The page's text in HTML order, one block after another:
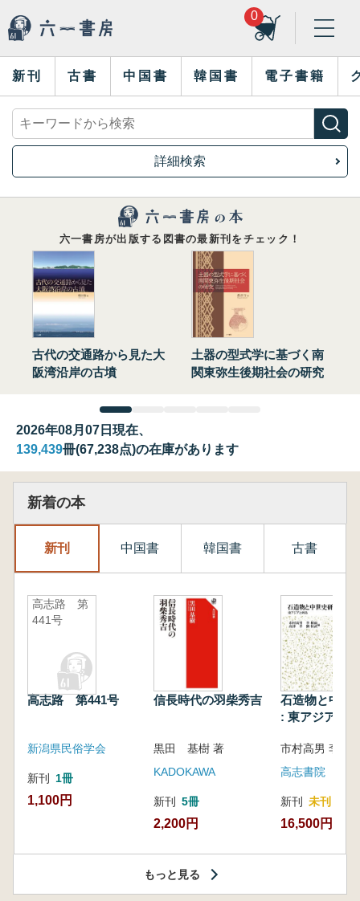
0
新刊 古書 中国書 韓国書 電子書籍
詳細検索
六一書房が出版する図書の最新刊をチェック！
古代の交通路から見た大
阪湾沿岸の古墳
土器の型式学に基づく南
関東弥生後期社会の研究
2026年08月07日現在、
139,439冊(67,238点)の在庫があります
新着の本
新刊 中国書 韓国書 古書
高志路 第
441号
高志路 第441号
新潟県民俗学会
新刊 1冊
1,100円
信長時代の羽柴秀吉
黒田 基樹 著
KADOKAWA
新刊 5冊
2,200円
石造物と中世
: 東アジアと
高志書院
新刊 未刊
16,500円
もっと見る